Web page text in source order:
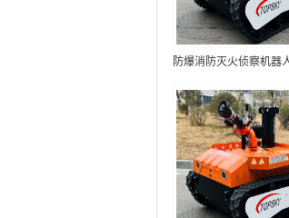
防爆消防灭火侦察机器
RXR-MC80BD（第7代